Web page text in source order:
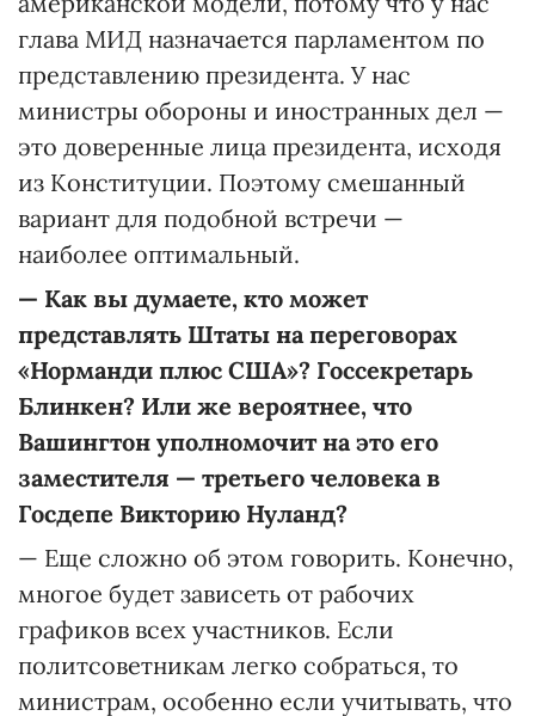
глава МИД назначается парламентом по
представлению президента. У нас
министры обороны и иностранных дел —
это доверенные лица президента, исходя
из Конституции. Поэтому смешанный
вариант для подобной встречи —
наиболее оптимальный.
— Как вы думаете, кто может
представлять Штаты на переговорах
«Норманди плюс США»? Госсекретарь
Блинкен? Или же вероятнее, что
Вашингтон уполномочит на это его
заместителя — третьего человека в
Госдепе Викторию Нуланд?
— Еще сложно об этом говорить. Конечно,
многое будет зависеть от рабочих
графиков всех участников. Если
политсоветникам легко собраться, то
министрам, особенно если учитывать, что